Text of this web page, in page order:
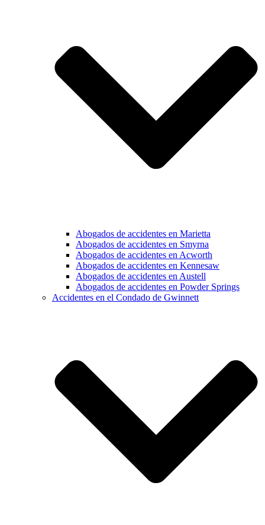
Abogados de accidentes en Marietta
Abogados de accidentes en Smyrna
Abogados de accidentes en Acworth
Abogados de accidentes en Kennesaw
Abogados de accidentes en Austell
Abogados de accidentes en Powder Springs
Accidentes en el Condado de Gwinnett